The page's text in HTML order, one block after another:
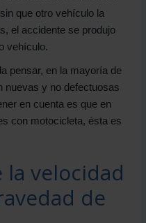
que otro vehículo la
el accidente se produjo
vehículo.
pensar, en la mayoría de
nuevas y no defectuosas
en cuenta es que en
con motocicleta, ésta es
velocidad
de